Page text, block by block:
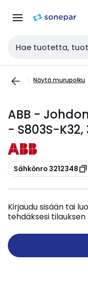
navigointiinsisältöön
Haku
Näytä murupolku
ABB -
- S803S-K32,
Kopioi
Sähkönro 3212348
Kirjaudu sisään tai
tehdäksesi tilauksen